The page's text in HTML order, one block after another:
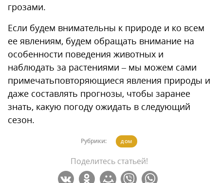
грозами.
Если будем внимательны к природе и ко всем
ее явлениям, будем обращать внимание на
особенности поведения животных и
наблюдать за растениями – мы можем сами
примечатьповторяющиеся явления природы и
даже составлять прогнозы, чтобы заранее
знать, какую погоду ожидать в следующий
сезон.
Рубрики: ДОМ
Поделитесь статьей!